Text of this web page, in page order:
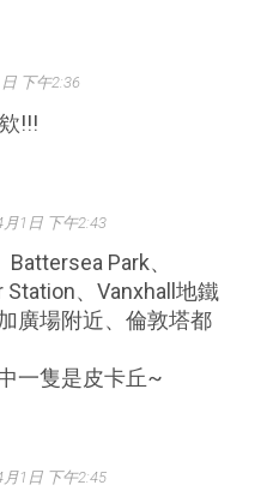
下午2:36
!!!
1日 下午2:43
Park、
Station、Vanxhall地鐵
廣場附近、倫敦塔都
一隻是皮卡丘~
1日 下午2:45